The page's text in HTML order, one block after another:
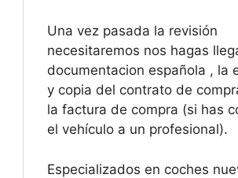
Una vez pasada la revisión
necesitaremos nos hagas
documentacion española , la
y copia del contrato de
la factura de compra (si has
el vehículo a un profesional).
Especializados en coches